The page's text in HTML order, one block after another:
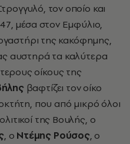
τον οποίο και
μέσα στον Εμφύλιο,
της κακόφημης,
αυστηρά τα καλύτερα
οίκους της
βαφτίζει τον οίκο
που από μικρό όλοι
της Βουλής, ο
, ο Ντέμης Ρούσος, ο